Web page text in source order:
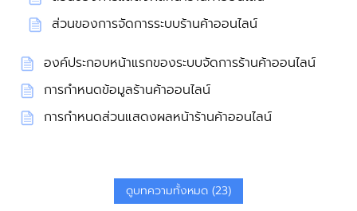
ส่วนของการจัดการระบบร้านค้าออนไลน์
องค์ประกอบหน้าแรกของระบบจัดการร้านค้าออนไลน์
การกำหนดข้อมูลร้านค้าออนไลน์
การกำหนดส่วนแสดงผลหน้าร้านค้าออนไลน์
ดูบทความทั้งหมด (23)